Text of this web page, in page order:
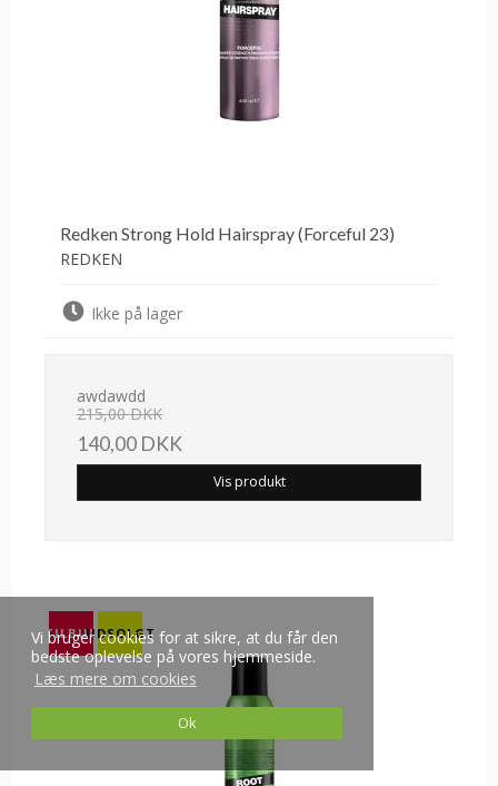
Vi bruger cookies for at sikre, at du får den
bedste oplevelse på vores hjemmeside.
Læs mere om cookies
Ok
Redken Strong Hold Hairspray (Forceful 23)
REDKEN
Ikke på lager
awdawdd
215,00 DKK
140,00 DKK
Vis produkt
TILBUDUDSOLGT